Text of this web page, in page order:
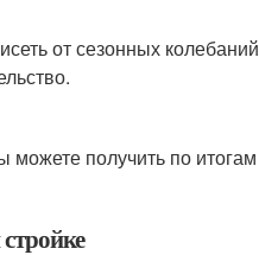
от сезонных колебаний
можете получить по итогам